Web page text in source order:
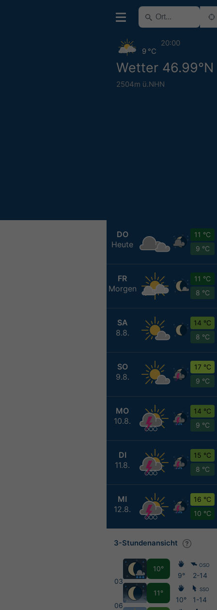
Wetter 46.99°N
2504m ü.NHN
9 °C
20:00
DO
Heute
11 °C
9 °C
FR
Morgen
11 °C
8 °C
SA
8.8.
14 °C
8 °C
SO
9.8.
17 °C
9 °C
MO
10.8.
14 °C
9 °C
DI
11.8.
15 °C
8 °C
MI
12.8.
16 °C
10 °C
3-Stundenansicht
03
06
10°
11°
9°
10°
OSO
2-14
SSO
1-14